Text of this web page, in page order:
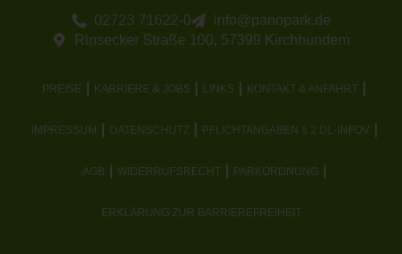
02723 71622-0
info@panopark.de
Rinsecker Straße 100, 57399 Kirchhundem
PREISE KARRIERE & JOBS LINKS KONTAKT & ANFAHRT
IMPRESSUM DATENSCHUTZ PFLICHTANGABEN § 2 DL-INFOV
AGB WIDERRUFSRECHT PARKORDNUNG
ERKLÄRUNG ZUR BARRIEREFREIHEIT